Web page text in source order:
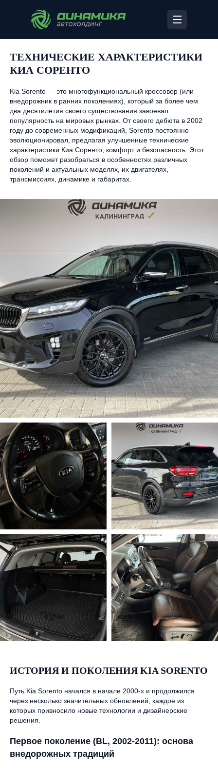
ТЕХНИЧЕСКИЕ ХАРАКТЕРИСТИКИ
КИА СОРЕНТО
Kia Sorento — это многофункциональный кроссовер (или
внедорожник в ранних поколениях), который за более чем
два десятилетия своего существования завоевал
популярность на мировых рынках. От своего дебюта в 2002
году до современных модификаций, Sorento постоянно
эволюционировал, предлагая улучшенные технические
характеристики Киа Соренто, комфорт и безопасность. Этот
обзор поможет разобраться в особенностях различных
поколений и актуальных моделях, их двигателях,
трансмиссиях, динамике и габаритах.
ИСТОРИЯ И ПОКОЛЕНИЯ KIA SORENTO
Путь Kia Sorento начался в начале 2000-х и продолжился
через несколько значительных обновлений, каждое из
которых привносило новые технологии и дизайнерские
решения.
Первое поколение (BL, 2002-2011): основа
внедорожных традиций